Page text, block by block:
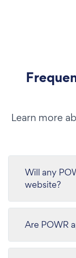
Learn more
Will any
website?
Are POWR